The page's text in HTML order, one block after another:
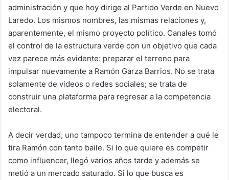
administración y que hoy dirige al Partido Verde en Nuevo
Laredo. Los mismos nombres, las mismas relaciones y,
aparentemente, el mismo proyecto político. Canales tomó
el control de la estructura verde con un objetivo que cada
vez parece más evidente: preparar el terreno para
impulsar nuevamente a Ramón Garza Barrios. No se trata
solamente de videos o redes sociales; se trata de
construir una plataforma para regresar a la competencia
electoral.
A decir verdad, uno tampoco termina de entender a qué le
tira Ramón con tanto baile. Si lo que quiere es competir
como influencer, llegó varios años tarde y además se
metió a un mercado saturado. Si lo que busca es